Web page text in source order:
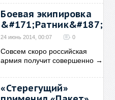
Боевая экипировка
&#171;Ратник&#187;
24 июнь 2014, 00:07 0
Совсем скоро российская
армия получит совершенно →
«Стерегущий»